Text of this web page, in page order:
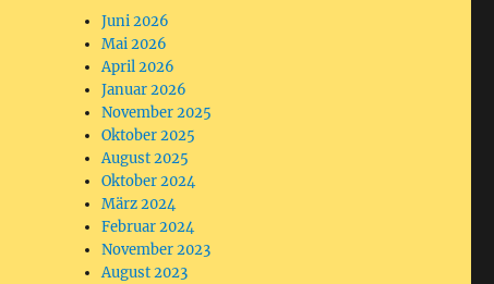
Juni 2026
Mai 2026
April 2026
Januar 2026
November 2025
Oktober 2025
August 2025
Oktober 2024
März 2024
Februar 2024
November 2023
August 2023